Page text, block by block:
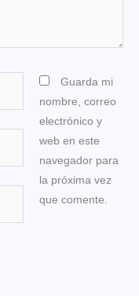
Guarda mi
nombre, correo
electrónico y
web en este
navegador para
la próxima vez
que comente.